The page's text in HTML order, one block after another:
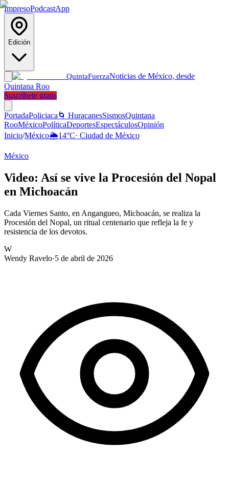
ImpresoPodcastApp
Edición
QuintaFuerzaNoticias de México, desde
Quintana Roo
Suscríbete gratis
PortadaPoliciaca 🌀 HuracanesSismosQuintana
RooMéxicoPolíticaDeportesEspectáculosOpinión
Inicio/México🌦️14°C· Ciudad de México
México
Video: Así se vive la Procesión del Nopal
en Michoacán
Cada Viernes Santo, en Angangueo, Michoacán, se realiza la
Procesión del Nopal, un ritual centenario que refleja la fe y
resistencia de los devotos.
W
Wendy Ravelo·5 de abril de 2026